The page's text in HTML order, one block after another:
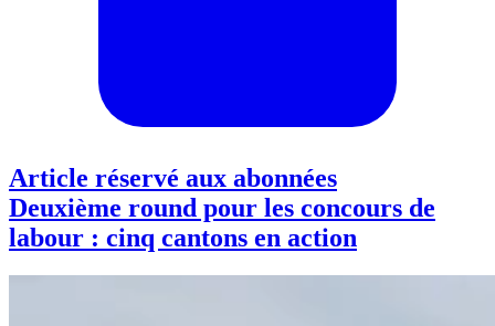
Article réservé aux abonnées
Deuxième round pour les concours de
labour : cinq cantons en action